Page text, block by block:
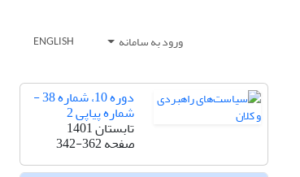
ورود به سامانه ENGLISH
دوره 10، شماره 38 -
شماره پیاپی 2
تابستان 1401
صفحه342-362